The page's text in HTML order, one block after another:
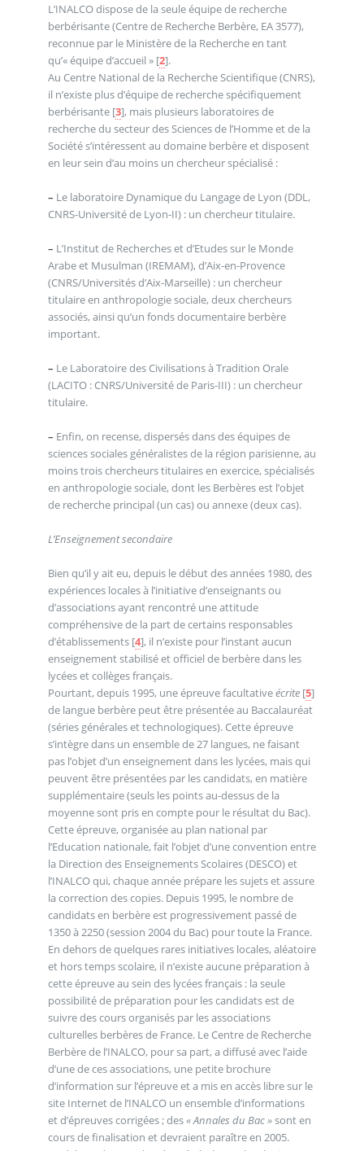
L’INALCO dispose de la seule équipe de recherche
berbérisante (Centre de Recherche Berbère, EA 3577),
reconnue par le Ministère de la Recherche en tant
qu’« équipe d’accueil »[2].
Au Centre National de la Recherche Scientifique (CNRS),
il n’existe plus d’équipe de recherche spécifiquement
berbérisante[3], mais plusieurs laboratoires de
recherche du secteur des Sciences de l’Homme et de la
Société s’intéressent au domaine berbère et disposent
en leur sein d’au moins un chercheur spécialisé :
– Le laboratoire Dynamique du Langage de Lyon (DDL,
CNRS-Université de Lyon-II) : un chercheur titulaire.
– L’Institut de Recherches et d’Etudes sur le Monde
Arabe et Musulman (IREMAM), d’Aix-en-Provence
(CNRS/Universités d’Aix-Marseille) : un chercheur
titulaire en anthropologie sociale, deux chercheurs
associés, ainsi qu’un fonds documentaire berbère
important.
– Le Laboratoire des Civilisations à Tradition Orale
(LACITO : CNRS/Université de Paris-III) : un chercheur
titulaire.
– Enfin, on recense, dispersés dans des équipes de
sciences sociales généralistes de la région parisienne, au
moins trois chercheurs titulaires en exercice, spécialisés
en anthropologie sociale, dont les Berbères est l’objet
de recherche principal (un cas) ou annexe (deux cas).
L’Enseignement secondaire
Bien qu’il y ait eu, depuis le début des années 1980, des
expériences locales à l’initiative d’enseignants ou
d’associations ayant rencontré une attitude
compréhensive de la part de certains responsables
d’établissements[4], il n’existe pour l’instant aucun
enseignement stabilisé et officiel de berbère dans les
lycées et collèges français.
Pourtant, depuis 1995, une épreuve facultativeécrite[5]
de langue berbère peut être présentée au Baccalauréat
(séries générales et technologiques). Cette épreuve
s’intègre dans un ensemble de 27 langues, ne faisant
pas l’objet d’un enseignement dans les lycées, mais qui
peuvent être présentées par les candidats, en matière
supplémentaire (seuls les points au-dessus de la
moyenne sont pris en compte pour le résultat du Bac).
Cette épreuve, organisée au plan national par
l’Education nationale, fait l’objet d’une convention entre
la Direction des Enseignements Scolaires (DESCO) et
l’INALCO qui, chaque année prépare les sujets et assure
la correction des copies. Depuis 1995, le nombre de
candidats en berbère est progressivement passé de
1350 à 2250 (session 2004 du Bac) pour toute la France.
En dehors de quelques rares initiatives locales, aléatoire
et hors temps scolaire, il n’existe aucune préparation à
cette épreuve au sein des lycées français : la seule
possibilité de préparation pour les candidats est de
suivre des cours organisés par les associations
culturelles berbères de France. Le Centre de Recherche
Berbère de l’INALCO, pour sa part, a diffusé avec l’aide
d’une de ces associations, une petite brochure
d’information sur l’épreuve et a mis en accès libre sur le
site Internet de l’INALCO un ensemble d’informations
et d’épreuves corrigées ; des« Annales du Bac »sont en
cours de finalisation et devraient paraître en 2005.